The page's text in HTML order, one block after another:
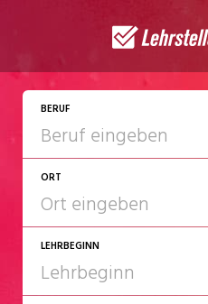
BERUF
ORT
LEHRBEGINN